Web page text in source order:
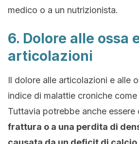
medico o a un nutrizionista.
6. Dolore alle ossa
articolazioni
Il dolore alle articolazioni e alle
indice di malattie croniche come
Tuttavia potrebbe anche essere
frattura o a una perdita di